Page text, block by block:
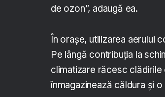
de ozon”, adaugă ea.
În orașe, utilizarea aerului
Pe lângă contribuția la
climatizare răcesc clădirile
înmagazinează căldura și